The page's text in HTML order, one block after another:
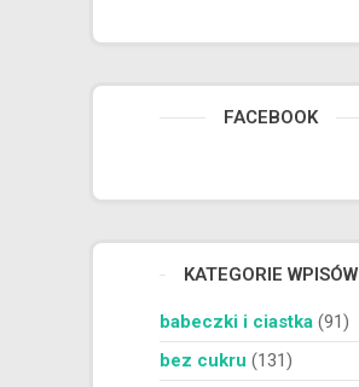
FACEBOOK
KATEGORIE WPISÓW
babeczki i ciastka (91)
bez cukru (131)